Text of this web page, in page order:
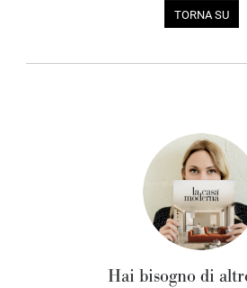
TORNA SU
Hai bisogno di